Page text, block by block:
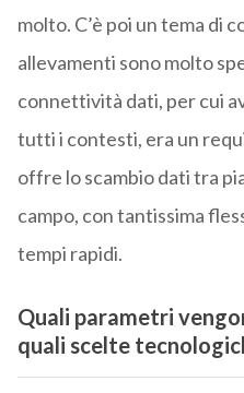
molto. C’è poi un tema di
allevamenti sono molto
connettività dati, per cui
tutti i contesti, era un
offre lo scambio dati tra
campo, con tantissima
tempi rapidi.
Quali parametri
quali scelte